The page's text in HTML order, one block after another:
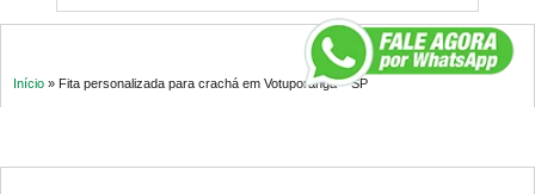
Início » Fita personalizada para crachá em Votuporanga – SP